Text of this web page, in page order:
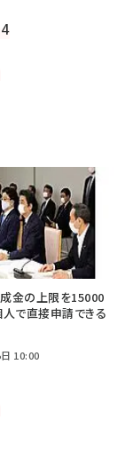
金の上限を15000
で直接申請できる
10:00